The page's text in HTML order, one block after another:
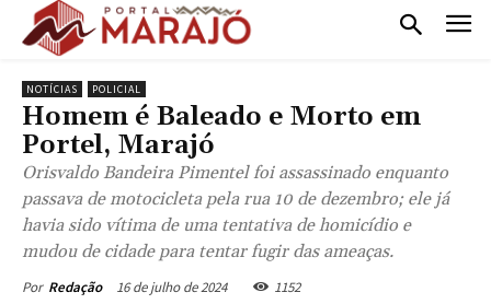
NOTÍCIAS POLICIAL
Homem é Baleado e Morto em
Portel, Marajó
Orisvaldo Bandeira Pimentel foi assassinado enquanto
passava de motocicleta pela rua 10 de dezembro; ele já
havia sido vítima de uma tentativa de homicídio e
mudou de cidade para tentar fugir das ameaças.
Por Redação 16 de julho de 2024 1152